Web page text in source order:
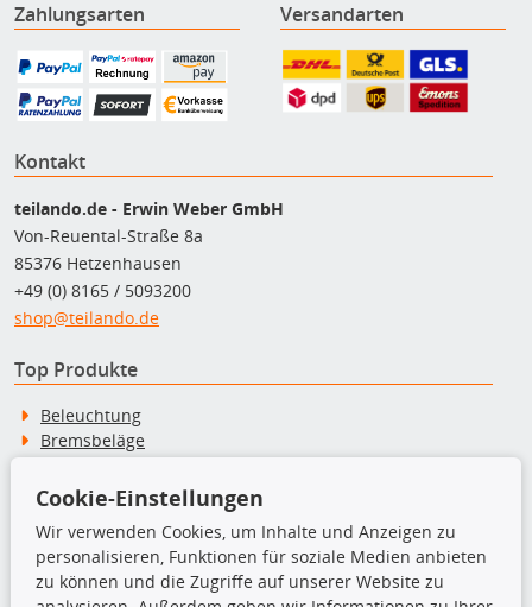
Zahlungsarten Versandarten
Kontakt
teilando.de - Erwin Weber GmbH
Von-Reuental-Straße 8a
85376 Hetzenhausen
+49 (0) 8165 / 5093200
shop@teilando.de
Top Produkte
Beleuchtung
Bremsbeläge
Bremsscheiben
Kupplungssatz
Radlager
Stoßdämpfer
Cookie-Einstellungen
Wir verwenden Cookies, um Inhalte und Anzeigen zu
personalisieren, Funktionen für soziale Medien anbieten
zu können und die Zugriffe auf unserer Website zu